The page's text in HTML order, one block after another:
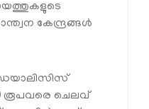
കേന്ദ്രങ്ങള്‍
ഡയാലിസിസ്
രൂപവരെ ചെലവ്